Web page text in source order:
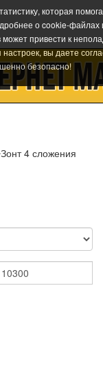
Зонт 4 сложения
которая
о cookie-файлах
привести к
вы даете
безопасно!